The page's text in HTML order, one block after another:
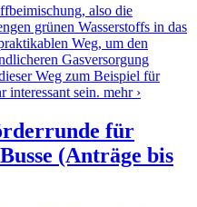
also die
grünen Wasserstoffs in das
Weg, um den
Gasversorgung
Weg zum Beispiel für
interessant sein. mehr ›
für
(Anträge bis